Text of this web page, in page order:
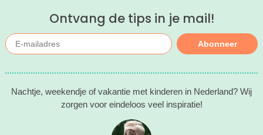
Ontvang de tips in je mail!
Abonneer
Nachtje, weekendje of vakantie met kinderen in Nederland? Wij
zorgen voor eindeloos veel inspiratie!